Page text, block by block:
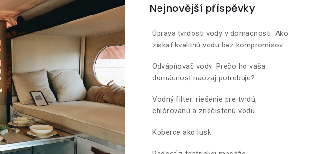
Nejnovější příspěvky
Úprava tvrdosti vody v domácnosti: Ako
získať kvalitnú vodu bez kompromisov
Odvápňovač vody: Prečo ho vaša
domácnosť naozaj potrebuje?
Vodný filter: riešenie pre tvrdú,
chlórovanú a znečistenú vodu
Koberce ako lusk